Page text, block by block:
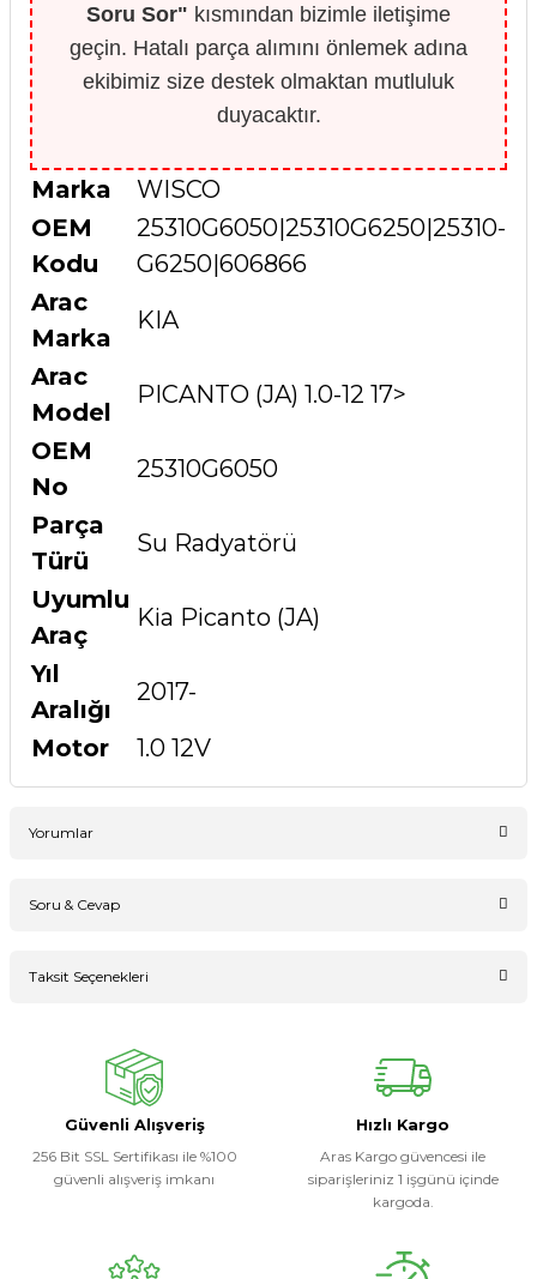
Soru Sor" kısmından bizimle iletişime
geçin. Hatalı parça alımını önlemek adına
ekibimiz size destek olmaktan mutluluk
duyacaktır.
Marka
WISCO
OEM
Kodu
25310G6050|25310G6250|25310-
G6250|606866
Arac
Marka
KIA
Arac
Model
PICANTO (JA) 1.0-12 17>
OEM
No
25310G6050
Parça
Türü
Su Radyatörü
Uyumlu
Araç
Kia Picanto (JA)
Yıl
Aralığı
2017-
Motor
1.0 12V
Yorumlar
Soru & Cevap
Taksit Seçenekleri
Güvenli Alışveriş
256 Bit SSL Sertifikası ile %100
güvenli alışveriş imkanı
Hızlı Kargo
Aras Kargo güvencesi ile
siparişleriniz 1 işgünü içinde
kargoda.